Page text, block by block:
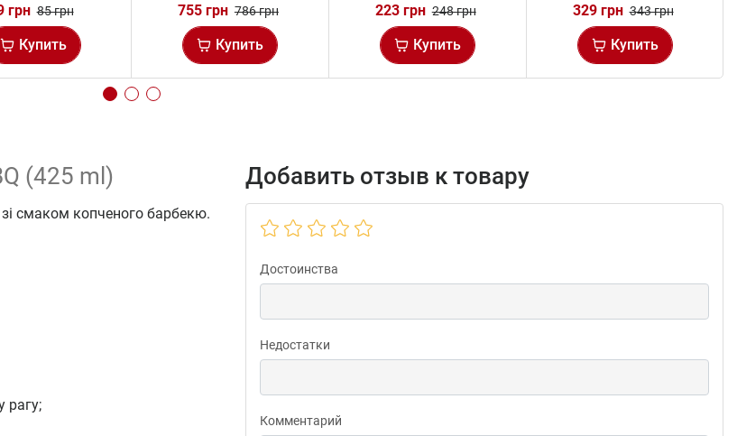
грн 85 грн
Купить
755 грн 786 грн
Купить
223 грн 248 грн
Купить
329 грн 343 грн
Купить
(425 ml)
смаком копченого барбекю.
рагу;
Добавить отзыв к товару
Достоинства
Недостатки
Комментарий